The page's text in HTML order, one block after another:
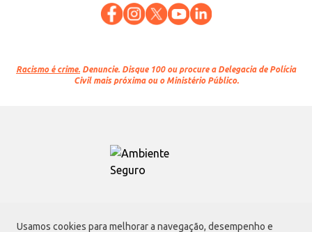
Usamos cookies para melhorar a navegação, desempenho e
Racismo é crime. Denuncie. Disque 100 ou procure a Delegacia de Polícia
Civil mais próxima ou o Ministério Público.
Atacadão S.A.